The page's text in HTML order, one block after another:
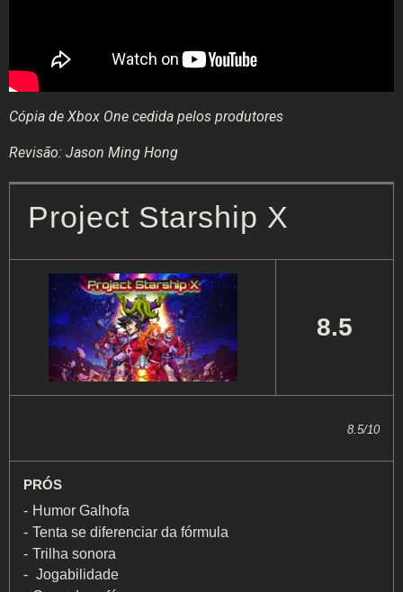
Cópia de Xbox One cedida pelos produtores
Revisão: Jason Ming Hong
Project Starship X
8.5
8.5/10
PRÓS
Humor Galhofa
Tenta se diferenciar da fórmula
Trilha sonora
Jogabilidade